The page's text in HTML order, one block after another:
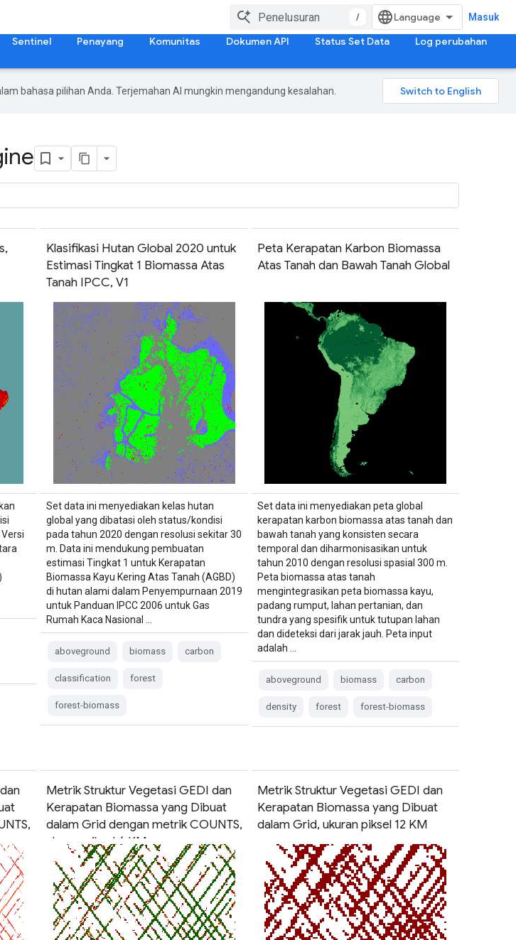
/ Masuk
Sentinel Penayang Komunitas Dokumen API Status Set Data Log perubahan
bahasa pilihan Anda. Terjemahan AI mungkin mengandung kesalahan.
Klasifikasi Hutan Global 2020 untuk
Estimasi Tingkat 1 Biomassa Atas
Tanah IPCC, V1
Set data ini menyediakan kelas hutan
global yang dibatasi oleh status/kondisi
pada tahun 2020 dengan resolusi sekitar 30
m. Data ini mendukung pembuatan
estimasi Tingkat 1 untuk Kerapatan
Biomassa Kayu Kering Atas Tanah (AGBD)
di hutan alami dalam Penyempurnaan 2019
untuk Panduan IPCC 2006 untuk Gas
Rumah Kaca Nasional …
aboveground biomass carbon
classification forest
forest-biomass
Peta Kerapatan Karbon Biomassa
Atas Tanah dan Bawah Tanah Global
Set data ini menyediakan peta global
kerapatan karbon biomassa atas tanah dan
bawah tanah yang konsisten secara
temporal dan diharmonisasikan untuk
tahun 2010 dengan resolusi spasial 300 m.
Peta biomassa atas tanah
mengintegrasikan peta biomassa kayu,
padang rumput, lahan pertanian, dan
tundra yang spesifik untuk tutupan lahan
dan dideteksi dari jarak jauh. Peta input
adalah …
aboveground biomass carbon
density forest forest-biomass
Metrik Struktur Vegetasi GEDI dan
Kerapatan Biomassa yang Dibuat
dalam Grid dengan metrik COUNTS,
ukuran piksel 6 KM
Metrik Struktur Vegetasi GEDI dan
Kerapatan Biomassa yang Dibuat
dalam Grid, ukuran piksel 12 KM